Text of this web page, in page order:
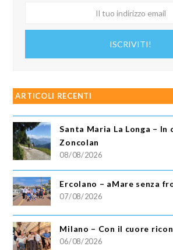
ISCRIVITI!
ARTICOLI RECENTI
Santa Maria La Longa – In
Zoncolan
08/08/2026
Ercolano – aMare senza
07/08/2026
Milano – Con il cuore
06/08/2026